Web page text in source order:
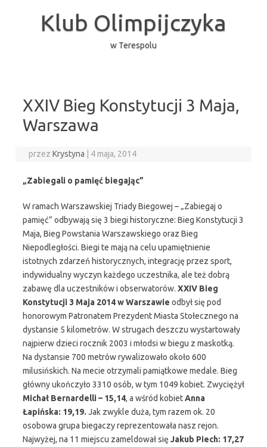
Klub Olimpijczyka
w Terespolu
XXIV Bieg Konstytucji 3 Maja,
Warszawa
przezKrystyna 4 maja, 2014
„Zabiegali o pamięć biegając”
W ramach Warszawskiej Triady Biegowej – „Zabiegaj o
pamięć” odbywają się 3 biegi historyczne: Bieg Konstytucji 3
Maja, Bieg Powstania Warszawskiego oraz Bieg
Niepodległości. Biegi te mają na celu upamiętnienie
istotnych zdarzeń historycznych, integrację przez sport,
indywidualny wyczyn każdego uczestnika, ale też dobrą
zabawę dla uczestników i obserwatorów. XXIV Bieg
Konstytucji 3 Maja 2014 w Warszawie odbył się pod
honorowym Patronatem Prezydent Miasta Stołecznego na
dystansie 5 kilometrów. W strugach deszczu wystartowały
najpierw dzieci rocznik 2003 i młodsi w biegu z maskotką.
Na dystansie 700 metrów rywalizowało około 600
milusińskich. Na mecie otrzymali pamiątkowe medale. Bieg
główny ukończyło 3310 osób, w tym 1049 kobiet. Zwyciężył
Michał Bernardelli – 15,14, a wśród kobietAnna
Łapińska: 19,19. Jak zwykle duża, tym razem ok. 20
osobowa grupa biegaczy reprezentowała nasz rejon.
Najwyżej, na 11 miejscu zameldował się Jakub Piech: 17,27